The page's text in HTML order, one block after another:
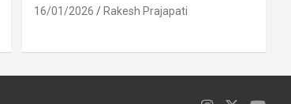
16/01/2026 Rakesh Prajapati